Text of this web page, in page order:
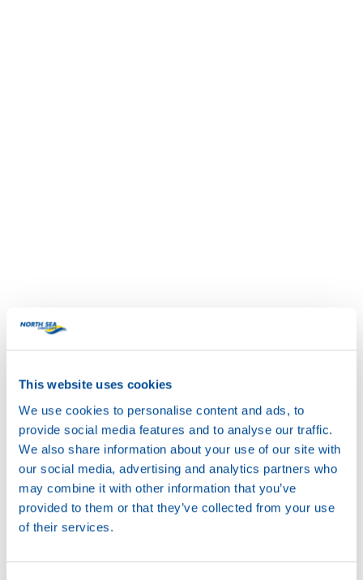
This website uses cookies
We use cookies to personalise content and ads, to
provide social media features and to analyse our traffic.
We also share information about your use of our site with
our social media, advertising and analytics partners who
may combine it with other information that you’ve
provided to them or that they’ve collected from your use
of their services.